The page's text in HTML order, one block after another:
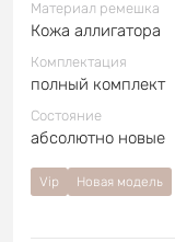
Материал ремешка
Кожа аллигатора
Комплектация
полный комплект
Состояние
абсолютно новые
Vip Новая модель